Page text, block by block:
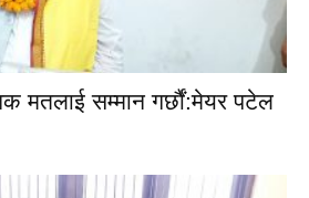
मतलाई सम्मान गर्छौं:मेयर पटेल